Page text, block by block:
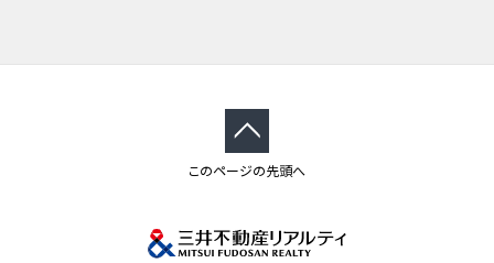
このページの先頭へ